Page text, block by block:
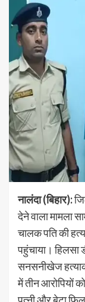
नालंदा (बिहार):
देने वाला मामला
चालक पति की
पहुंचाया। हिलसा
सनसनीखेज
में तीन आरोपियों